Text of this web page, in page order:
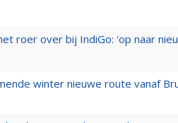
roer over bij IndiGo: 'op naar
winter nieuwe route vanaf